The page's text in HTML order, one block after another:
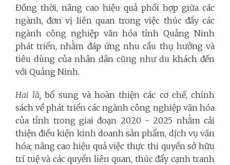
Đồng thời, nâng cao hiệu quả phối hợp giữa các
ngành, đơn vị liên quan trong việc thúc đẩy các
ngành công nghiệp văn hóa tỉnh Quảng Ninh
phát triển, nhằm đáp ứng nhu cầu thụ hưởng và
tiêu dùng của nhân dân cũng như du khách đến
với Quảng Ninh.
Hai là,bổ sung và hoàn thiện các cơ chế, chính
sách về phát triển các ngành công nghiệp văn hóa
của tỉnh trong giai đoạn 2020 - 2025 nhằm cải
thiện điều kiện kinh doanh sản phẩm, dịch vụ văn
hóa; nâng cao hiệu quả việc thực thi quyền sở hữu
trí tuệ và các quyền liên quan, thúc đẩy cạnh tranh